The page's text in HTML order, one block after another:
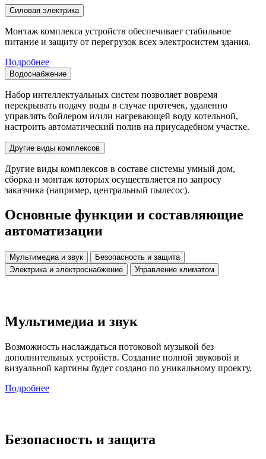
Силовая электрика
Монтаж комплекса устройств обеспечивает стабильное
питание и защиту от перегрузок всех электросистем здания.
Подробнее
Водоснабжение
Набор интеллектуальных систем позволяет вовремя
перекрывать подачу воды в случае протечек, удаленно
управлять бойлером и/или нагревающей воду котельной,
настроить автоматический полив на приусадебном участке.
Другие виды комплексов
Другие виды комплексов в составе системы умный дом,
сборка и монтаж которых осуществляется по запросу
заказчика (например, центральный пылесос).
Основные функции и составляющие
автоматизации
Мультимедиа и звук
Безопасность и защита
Электрика и электроснабжение
Управление климатом
Мультимедиа и звук
Возможность наслаждаться потоковой музыкой без
дополнительных устройств. Создание полной звуковой и
визуальной картины будет создано по уникальному проекту.
Подробнее
Безопасность и защита